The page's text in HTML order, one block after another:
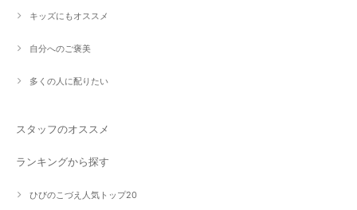
キッズにもオススメ
自分へのご褒美
多くの人に配りたい
スタッフのオススメ
ランキングから探す
ひびのこづえ人気トップ20